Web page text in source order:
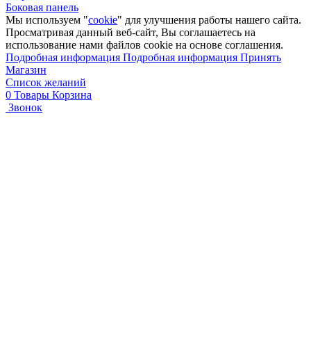
Боковая панель
Мы используем "cookie" для улучшения работы нашего сайта.
Просматривая данный веб-сайт, Вы соглашаетесь на
использование нами файлов cookie на основе соглашения.
Подробная информация Подробная информация Принять
Магазин
Список желаний
0 Товары Корзина
Звонок